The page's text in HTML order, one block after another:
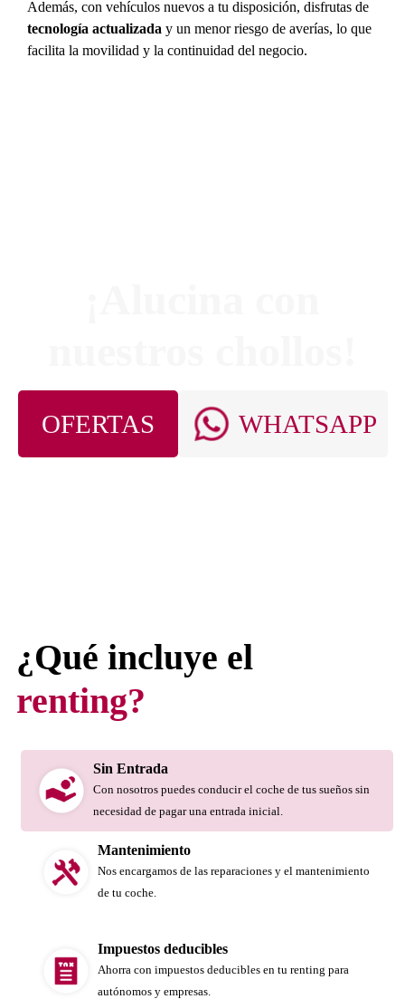
Además, con vehículos nuevos a tu disposición, disfrutas de
tecnología actualizada y un menor riesgo de averías, lo que
facilita la movilidad y la continuidad del negocio.
OFERTAS WHATSAPP
¿Qué incluye el
renting?
Sin Entrada
Con nosotros puedes conducir el coche de tus sueños sin
necesidad de pagar una entrada inicial.
Mantenimiento
Nos encargamos de las reparaciones y el mantenimiento
de tu coche.
Impuestos deducibles
Ahorra con impuestos deducibles en tu renting para
autónomos y empresas.